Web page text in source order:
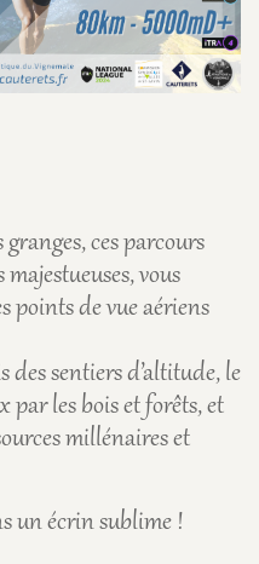
ces parcours
vous
points de vue aériens
des sentiers d’altitude, le
les bois et forêts, et
millénaires et
un écrin sublime !